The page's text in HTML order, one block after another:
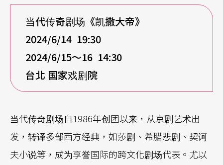
当代传奇剧场《凯撒大帝》
2024/6/14 19:30
2024/6/15～16 14:30
台北 国家戏剧院
当代传奇剧场自1986年创团以来，从京剧艺术出
发，转译多部西方经典，如莎剧、希腊悲剧、契诃
夫小说等，成为享誉国际的跨文化剧场代表。尤以